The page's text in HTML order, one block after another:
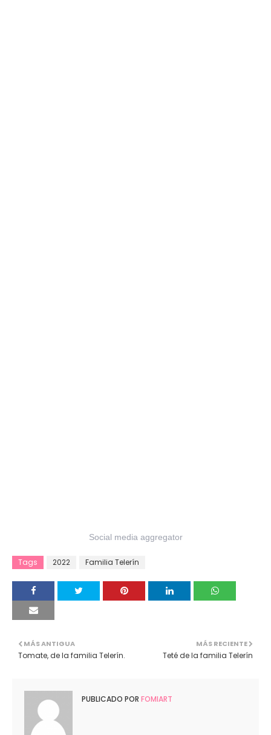
Social media aggregator
Tags 2022 Familia Telerín
MÁS RECIENTE
Teté de la familia Telerín
MÁS ANTIGUA
Tomate, de la familia Telerín.
PUBLICADO POR FOMIART